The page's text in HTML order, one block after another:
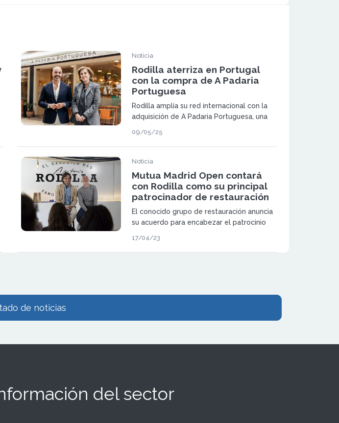
Noticia
Rodilla aterriza en Portugal
con la compra de A Padaria
Portuguesa
Rodilla amplía su red internacional con la
adquisición de A Padaria Portuguesa, una
del país, reforzando así su posicionamiento
en el mercado ibérico.
09/05/25
Noticia
Mutua Madrid Open contará
con Rodilla como su principal
patrocinador de restauración
El conocido grupo de restauración anuncia
su acuerdo para encabezar el patrocinio
país.
17/04/23
de noticias
del sector